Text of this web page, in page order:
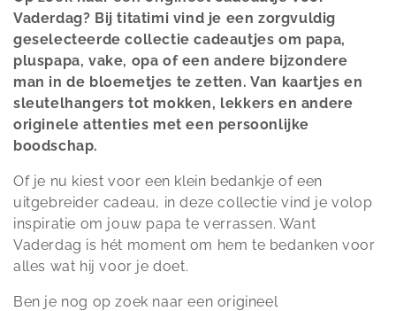
l
l
e
c
t
i
e
:
Vaderdag? Bij titatimi vind je een zorgvuldig
geselecteerde collectie cadeautjes om papa,
pluspapa, vake, opa of een andere bijzondere
man in de bloemetjes te zetten. Van kaartjes en
sleutelhangers tot mokken, lekkers en andere
originele attenties met een persoonlijke
boodschap.
Of je nu kiest voor een klein bedankje of een
uitgebreider cadeau, in deze collectie vind je volop
inspiratie om jouw papa te verrassen. Want
Vaderdag is hét moment om hem te bedanken voor
alles wat hij voor je doet.
Ben je nog op zoek naar een origineel